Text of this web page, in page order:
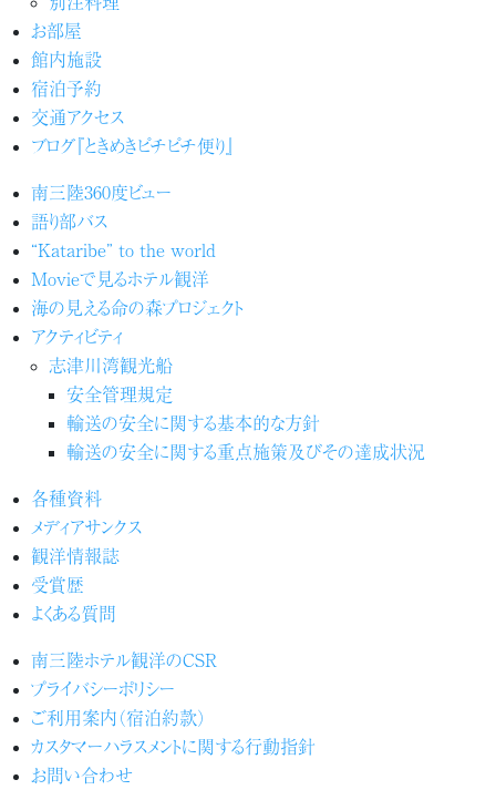
お部屋
館内施設
宿泊予約
交通アクセス
ブログ『ときめきピチピチ便り』
南三陸360度ビュー
語り部バス
“Kataribe” to the world
Movieで見るホテル観洋
海の見える命の森プロジェクト
アクティビティ
志津川湾観光船
安全管理規定
輸送の安全に関する基本的な方針
輸送の安全に関する重点施策及びその達成状況
各種資料
メディアサンクス
観洋情報誌
受賞歴
よくある質問
南三陸ホテル観洋のCSR
プライバシーポリシー
ご利用案内（宿泊約款）
カスタマーハラスメントに関する行動指針
お問い合わせ